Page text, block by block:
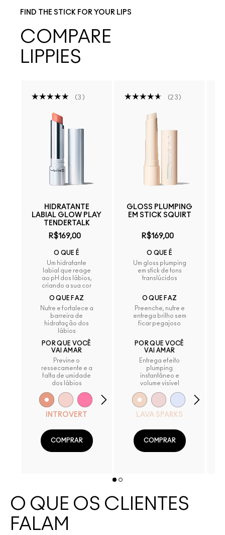
FIND THE STICK FOR YOUR LIPS
COMPARE
LIPPIES
3
HIDRATANTE
LABIAL GLOW PLAY
TENDERTALK
R$169,00
O QUE É
Um hidratante
labial que reage
ao pH dos lábios,
criando a sua cor
O QUE FAZ
Nutre e fortalece a
barreira de
hidratação dos
lábios
POR QUE VOCÊ
VAI AMAR
Previne o
ressecamente e a
falta de umidade
dos lábios
INTROVERT
COMPRAR
23
GLOSS PLUMPING
EM STICK SQUIRT
R$169,00
O QUE É
Um gloss plumping
em stick de tons
translúcidos
O QUE FAZ
Preenche, nutre e
entrega brilho sem
ficar pegajoso
POR QUE VOCÊ
VAI AMAR
Entrega efeito
plumping
instantâneo e
volume visível
LAVA SPARKS
COMPRAR
O QUE OS CLIENTES
FALAM